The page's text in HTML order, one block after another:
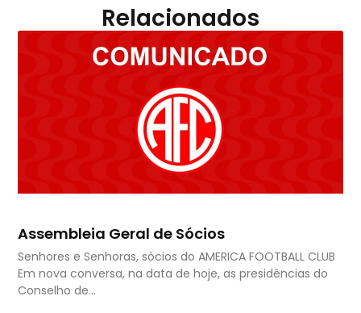
Relacionados
Assembleia Geral de Sócios
Senhores e Senhoras, sócios do AMERICA FOOTBALL CLUB
Em nova conversa, na data de hoje, as presidências do
Conselho de…